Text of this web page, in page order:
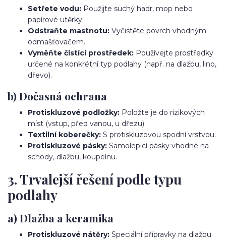
Setřete vodu: Použijte suchý hadr, mop nebo
papírové utěrky.
Odstraňte mastnotu: Vyčistěte povrch vhodným
odmašťovačem.
Vyměňte čistící prostředek: Používejte prostředky
určené na konkrétní typ podlahy (např. na dlažbu, lino,
dřevo).
b) Dočasná ochrana
Protiskluzové podložky: Položte je do rizikových
míst (vstup, před vanou, u dřezu).
Textilní koberečky: S protiskluzovou spodní vrstvou.
Protiskluzové pásky: Samolepicí pásky vhodné na
schody, dlažbu, koupelnu.
3. Trvalejší řešení podle typu
podlahy
a) Dlažba a keramika
Protiskluzové nátěry: Speciální přípravky na dlažbu